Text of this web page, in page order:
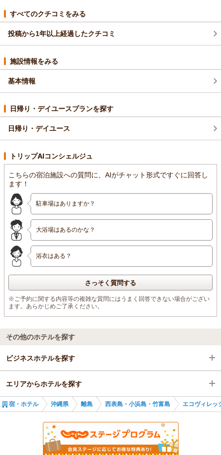
お世話になりました。
フ一同大変嬉しく思っております。
海外からの漂流物ですが冬場は風向きが悪いため多量に流れ着
くみたいです。
こまめに清掃を行っているのですがお客様に深いな思いをさせ
層の注意を払いたいと思います。
貴重なご意見をありがとうございました。次回のご利用を心よ
りお待ちしております。
すべてのクチコミをみる
投稿から1年以上経過したクチコミ
施設情報をみる
基本情報
日帰り・デイユースプランを探す
日帰り・デイユース
トリップAIコンシェルジュ
こちらの宿泊施設への質問に、AIがチャット形式ですぐに回答し
ます！
駐車場はありますか？
大浴場はあるのかな？
浴衣はある？
さっそく質問する
※ご予約に関する内容等の複雑な質問にはうまく回答できない場合がござい
ます。あらかじめご了承ください。
その他のホテルを探す
ビジネスホテルを探す
沖縄県
離島
西表島・小浜島・竹富島
エリアからホテルを探す
沖縄県
宿・ホテル 沖縄県 離島 西表島・小浜島・竹富島 エコヴィレッ